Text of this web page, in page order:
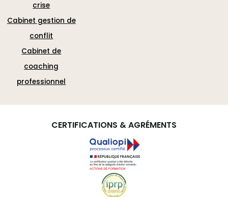
crise
Cabinet gestion de
conflit
Cabinet de
coaching
professionnel
CERTIFICATIONS & AGRÉMENTS